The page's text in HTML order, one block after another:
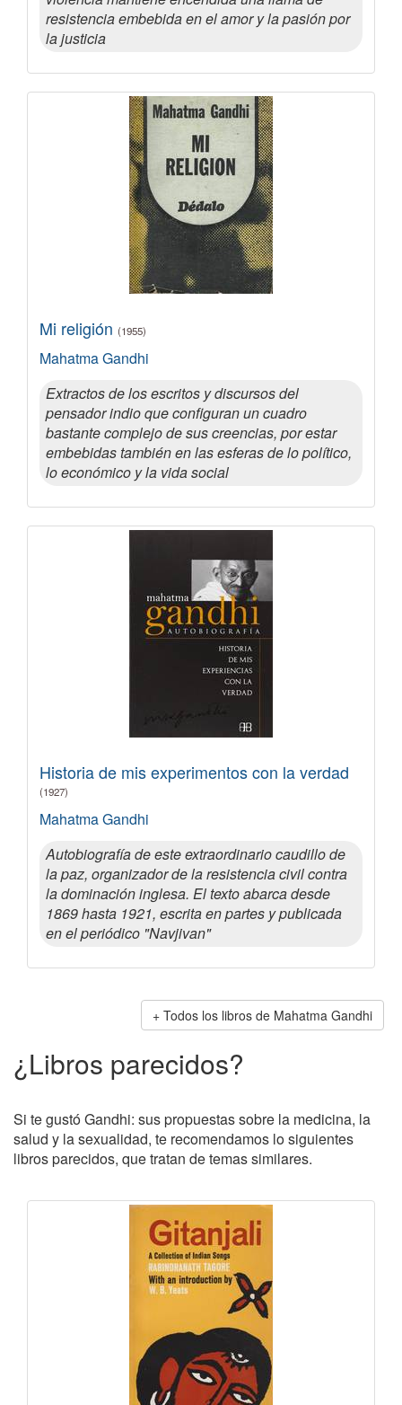
resistencia embebida en el amor y la pasión por
la justicia
Mi religión (1955)
Mahatma Gandhi
Extractos de los escritos y discursos del
pensador indio que configuran un cuadro
bastante complejo de sus creencias, por estar
embebidas también en las esferas de lo político,
lo económico y la vida social
Historia de mis experimentos con la verdad
(1927)
Mahatma Gandhi
Autobiografía de este extraordinario caudillo de
la paz, organizador de la resistencia civil contra
la dominación inglesa. El texto abarca desde
1869 hasta 1921, escrita en partes y publicada
en el periódico "Navjivan"
Todos los libros de Mahatma Gandhi
¿Libros parecidos?
Si te gustó Gandhi: sus propuestas sobre la medicina, la
salud y la sexualidad, te recomendamos lo siguientes
libros parecidos, que tratan de temas similares.